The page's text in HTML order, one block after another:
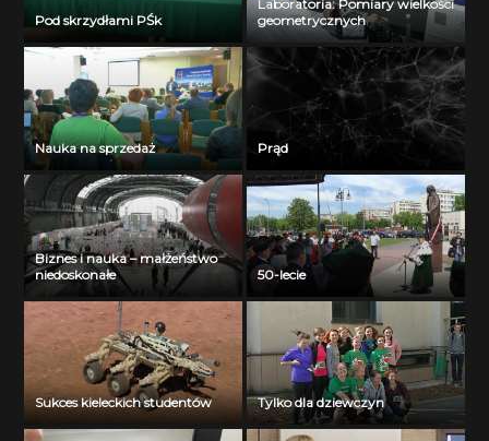
Pod skrzydłami PŚk
Laboratoria: Pomiary wielkości
geometrycznych
Nauka na sprzedaż Prąd
Biznes i nauka – małżeństwo
niedoskonałe
50-lecie
Sukces kieleckich studentów Tylko dla dziewczyn